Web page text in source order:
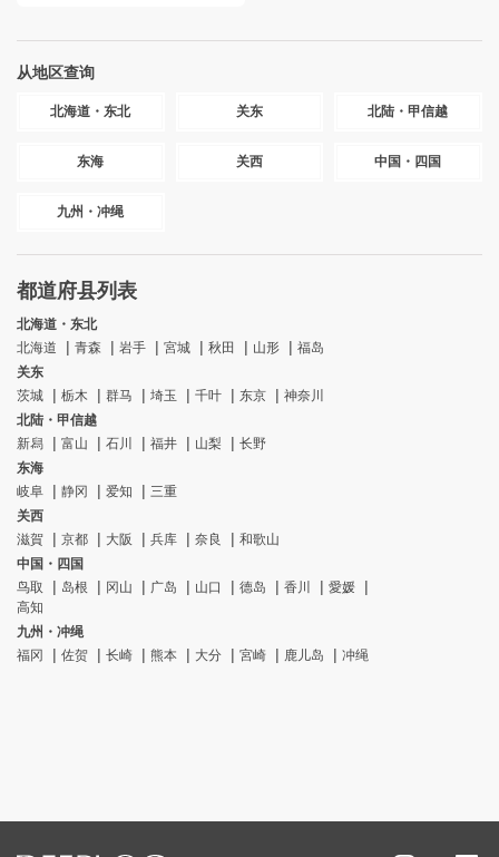
从地区查询
北海道・东北 关东 北陆・甲信越
东海 关西 中国・四国
九州・冲绳
都道府县列表
北海道・东北
北海道
青森 岩手 宮城 秋田 山形
福岛
关东
茨城
栃木 群马 埼玉 千叶 东京
神奈川
北陆・甲信越
新舄
富山 石川 福井 山梨
长野
东海
岐阜
静冈 爱知
三重
关西
滋賀
京都 大阪 兵库 奈良
和歌山
中国・四国
鸟取
岛根 冈山 广岛 山口 德岛 香川
愛媛
高知
九州・冲绳
福冈
佐贺 长崎 熊本 大分 宮崎 鹿儿岛 冲绳